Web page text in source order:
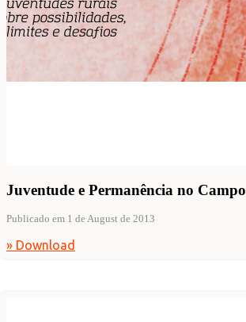
Juventude e Permanência no Campo
Publicado em 1 de August de 2013
» Download